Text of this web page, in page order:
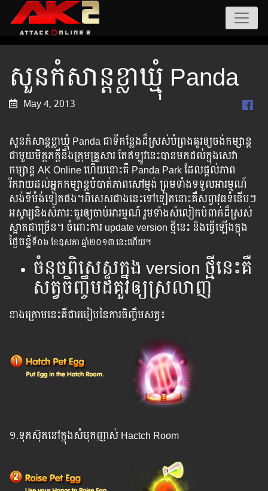
សួនកំសាន្តខ្លាឃ្មុំ Panda
May 4, 2013
សួនកំសាន្ដខ្លាឃ្មុំ Panda​ ​​ជាទីកន្លែង​ដ៏ស្រស់បំព្រងគួ​រឲ្យ​ចង់​​កម្សាន្ត
ជា​មួយមិត្តភក្តីនឹងក្រុមគ្រួសារ តែឥឡូវនេះ​បាន​មក​​​ដល់​ក្នុង​សេវា​
កម្សាន្ត​ AK Online ហើយ​​នោះ​គឺ Panda Park ដែល​​ផ្តល់ភាព
រីករាយ​​ដល់​អ្នក​​កម្សាន្ត​បំ​បាត់​ភាពសៅម្មង់ ព្រម​ទាំង​​​ទទួល​អារម្មណ៍​​
សង់ទីម៉ង់​​​​ទៀត​ផង។​ពិសេស​​ជាង​​នេះ​ទៅ​ទៀត​នោះគឺ​​សព្វាវុធ​​​ទំនើបៗ​​
អស្ចារ្យនិង​សំភារៈ​​គួរ​​​ឲ្យ​ចាប់​អារម្មណ៍ រួម​​ទាំង​​​​សំលៀកបំពាក់​​​ដ៏​ស្រស់​​
ស្អាត​ជាច្រើន។ ចំពោះ​ការ ​​update version ​ថ្មី​នេះ និង​ធ្វើ​​ឡើង​ក្នុង
ថ្ងៃចន្ទ័​ទី​០៦ ​ខែ​ឧសភា​ ឆ្នាំ២០១៣ នេះ​ហើយ។
ចំនុចពិសេសក្នុង version ថ្មីនេះគឺ
សត្វចិញ្ចឹមដ៏គួរឲ្យស្រលាញ់
ខាងក្រោមនេះគឺជារបៀបនៃការចិញ្ចឹមសត្វ៖
១.ទុកស៊ុតនៅក្នុងសំបុកញាស់ Hactch Room